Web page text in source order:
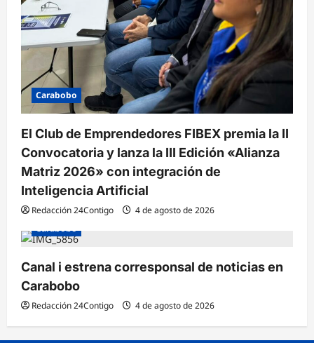
Carabobo
El Club de Emprendedores FIBEX premia la II
Convocatoria y lanza la III Edición «Alianza
Matriz 2026» con integración de
Inteligencia Artificial
Redacción 24Contigo
4 de agosto de 2026
Carabobo
Canal i estrena corresponsal de noticias en
Carabobo
Redacción 24Contigo 4 de agosto de 2026